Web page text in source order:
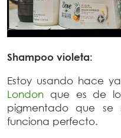
Shampoo violeta:
Estoy usando hace
London que es de
pigmentado que se
funciona perfecto.